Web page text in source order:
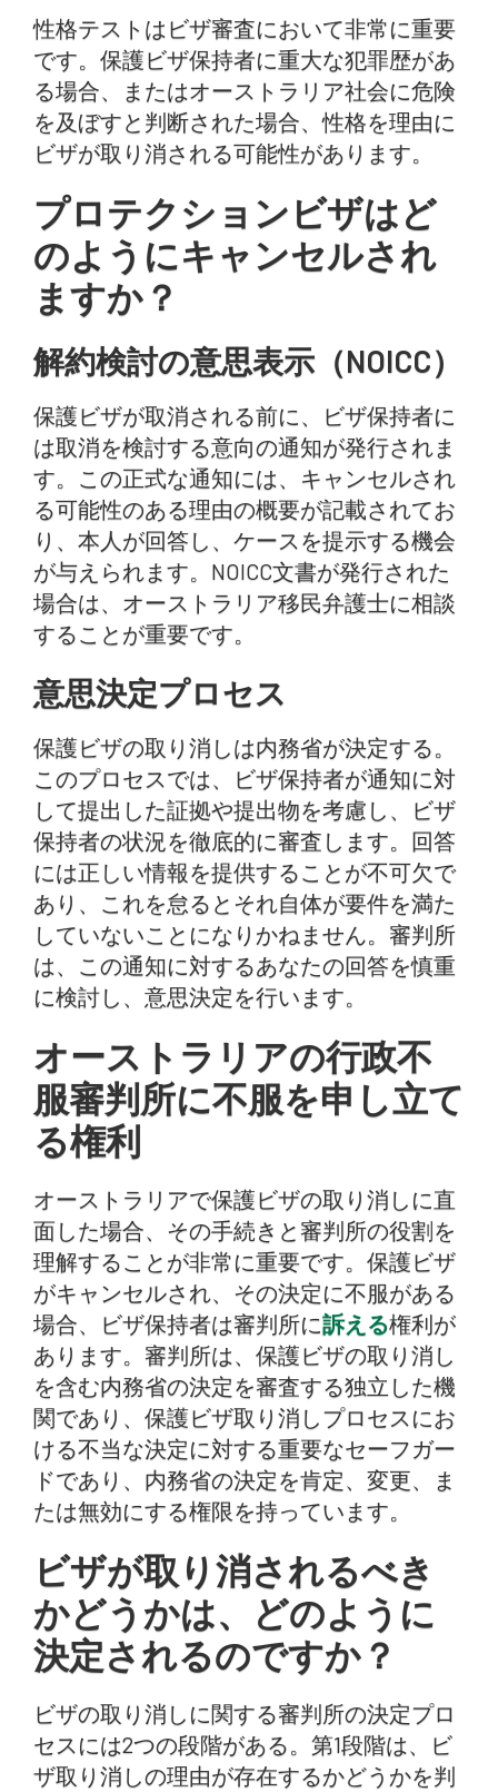
性格テストはビザ審査において非常に重要
です。保護ビザ保持者に重大な犯罪歴があ
る場合、またはオーストラリア社会に危険
を及ぼすと判断された場合、性格を理由に
ビザが取り消される可能性があります。
プロテクションビザはど
のようにキャンセルされ
ますか？
解約検討の意思表示（NOICC）
保護ビザが取消される前に、ビザ保持者に
は取消を検討する意向の通知が発行されま
す。この正式な通知には、キャンセルされ
る可能性のある理由の概要が記載されてお
り、本人が回答し、ケースを提示する機会
が与えられます。NOICC文書が発行された
場合は、オーストラリア移民弁護士に相談
することが重要です。
意思決定プロセス
保護ビザの取り消しは内務省が決定する。
このプロセスでは、ビザ保持者が通知に対
して提出した証拠や提出物を考慮し、ビザ
保持者の状況を徹底的に審査します。回答
には正しい情報を提供することが不可欠で
あり、これを怠るとそれ自体が要件を満た
していないことになりかねません。審判所
は、この通知に対するあなたの回答を慎重
に検討し、意思決定を行います。
オーストラリアの行政不
服審判所に不服を申し立て
る権利
オーストラリアで保護ビザの取り消しに直
面した場合、その手続きと審判所の役割を
理解することが非常に重要です。保護ビザ
がキャンセルされ、その決定に不服がある
場合、ビザ保持者は審判所に訴える権利が
あります。審判所は、保護ビザの取り消し
を含む内務省の決定を審査する独立した機
関であり、保護ビザ取り消しプロセスにお
ける不当な決定に対する重要なセーフガー
ドであり、内務省の決定を肯定、変更、ま
たは無効にする権限を持っています。
ビザが取り消されるべき
かどうかは、どのように
決定されるのですか？
ビザの取り消しに関する審判所の決定プロ
セスには2つの段階がある。第1段階は、ビ
ザ取り消しの理由が存在するかどうかを判